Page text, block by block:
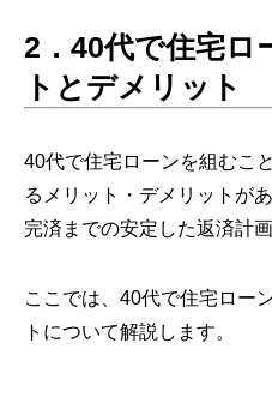
2． 40代で住宅ロ
トとデメリット
40代で住宅ローンを組むこ
るメリット・デメリットが
完済までの安定した返済計
ここでは、40代で住宅ロー
トについて解説します。